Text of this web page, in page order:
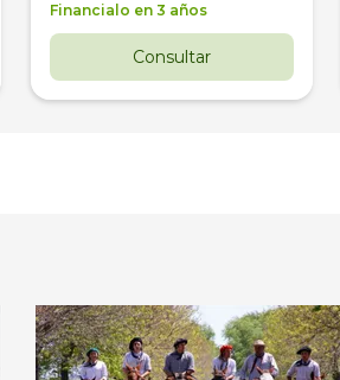
Financialo en 3 años
Consultar